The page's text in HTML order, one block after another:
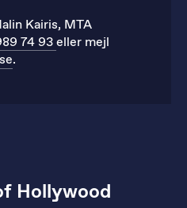
Kairis, MTA
74 93eller mejl
.
Hollywood